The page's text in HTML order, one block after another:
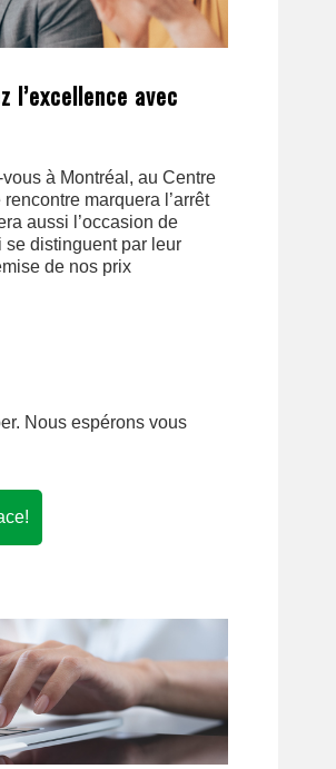
l’excellence avec
à Montréal, au Centre
marquera l’arrêt
aussi l’occasion de
se distinguent par leur
de nos prix
Nous espérons vous